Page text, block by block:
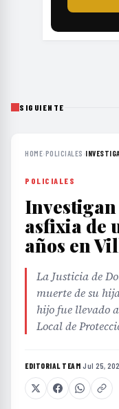
SIGUIENTE
HOME›POLICIALES ›
POLICIALES
asfixia de
años en
La Justicia de
muerte de su
hijo fue llevado
Local de
EDITORIAL TEAM·Jul 25,